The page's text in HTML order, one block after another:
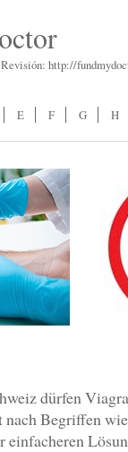
http://
E F G H
dürfen
nach Begriffen wie
einfacheren